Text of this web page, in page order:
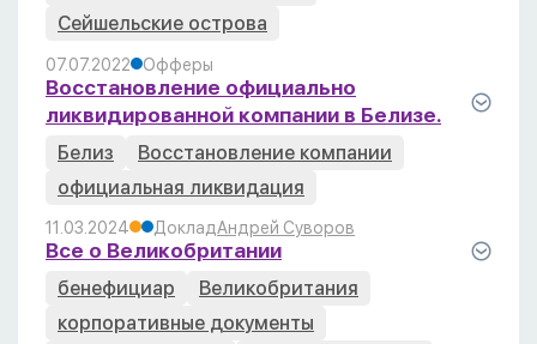
Сейшельские острова
07.07.2022 Офферы
Восстановление официально
ликвидированной компании в Белизе.
Белиз
Восстановление компании
официальная ликвидация
11.03.2024 ДокладАндрей Суворов
Все о Великобритании
бенефициар
Великобритания
корпоративные документы